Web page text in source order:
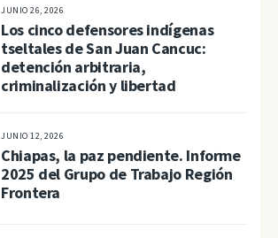
JUNIO 26, 2026
Los cinco defensores indígenas
tseltales de San Juan Cancuc:
detención arbitraria,
criminalización y libertad
JUNIO 12, 2026
Chiapas, la paz pendiente. Informe
2025 del Grupo de Trabajo Región
Frontera